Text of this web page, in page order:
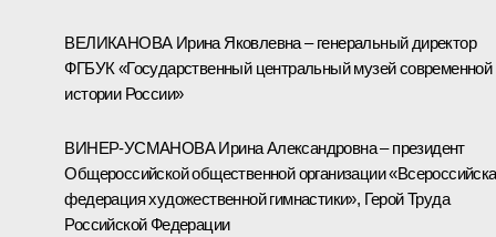
ВЕЛИКАНОВА Ирина Яковлевна – генеральный директор
ФГБУК «Государственный центральный музей современной
истории России»
ВИНЕР-УСМАНОВА Ирина Александровна – президент
Общероссийской общественной организации
федерация художественной гимнастики», Герой Труда
Российской Федерации